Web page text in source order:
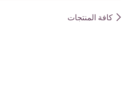
كافة المنتجات